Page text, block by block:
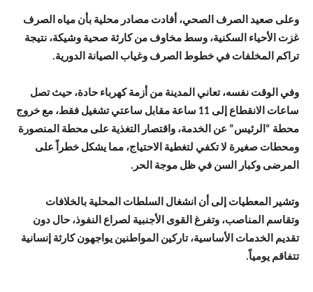
وعلى صعيد الصرف الصحي، أفادت مصادر محلية بأن مياه الصرف
غزت الأحياء السكنية، وسط مخاوف من كارثة صحية وشيكة، نتيجة
تراكم المخلفات في خطوط الصرف وغياب الصيانة الدورية.
وفي الوقت نفسه، تعاني المدينة من أزمة كهرباء حادة، حيث تصل
ساعات الانقطاع إلى 11 ساعة مقابل ساعتي تشغيل فقط، مع خروج
محطة “الرئيس” عن الخدمة، واقتصار التغذية على محطة المنصورة
ومحطات صغيرة لا تكفي لتغطية الاحتياج، مما يشكل خطراً على
المرضى وكبار السن في ظل موجة الحر.
وتشير المعطيات إلى أن انشغال السلطات المحلية بالخلافات
وتقاسم المناصب، وتفرغ القوى الأجنبية لصراع النفوذ، حال دون
تقديم الخدمات الأساسية، تاركين المواطنين يواجهون كارثة إنسانية
تتفاقم يومياً.